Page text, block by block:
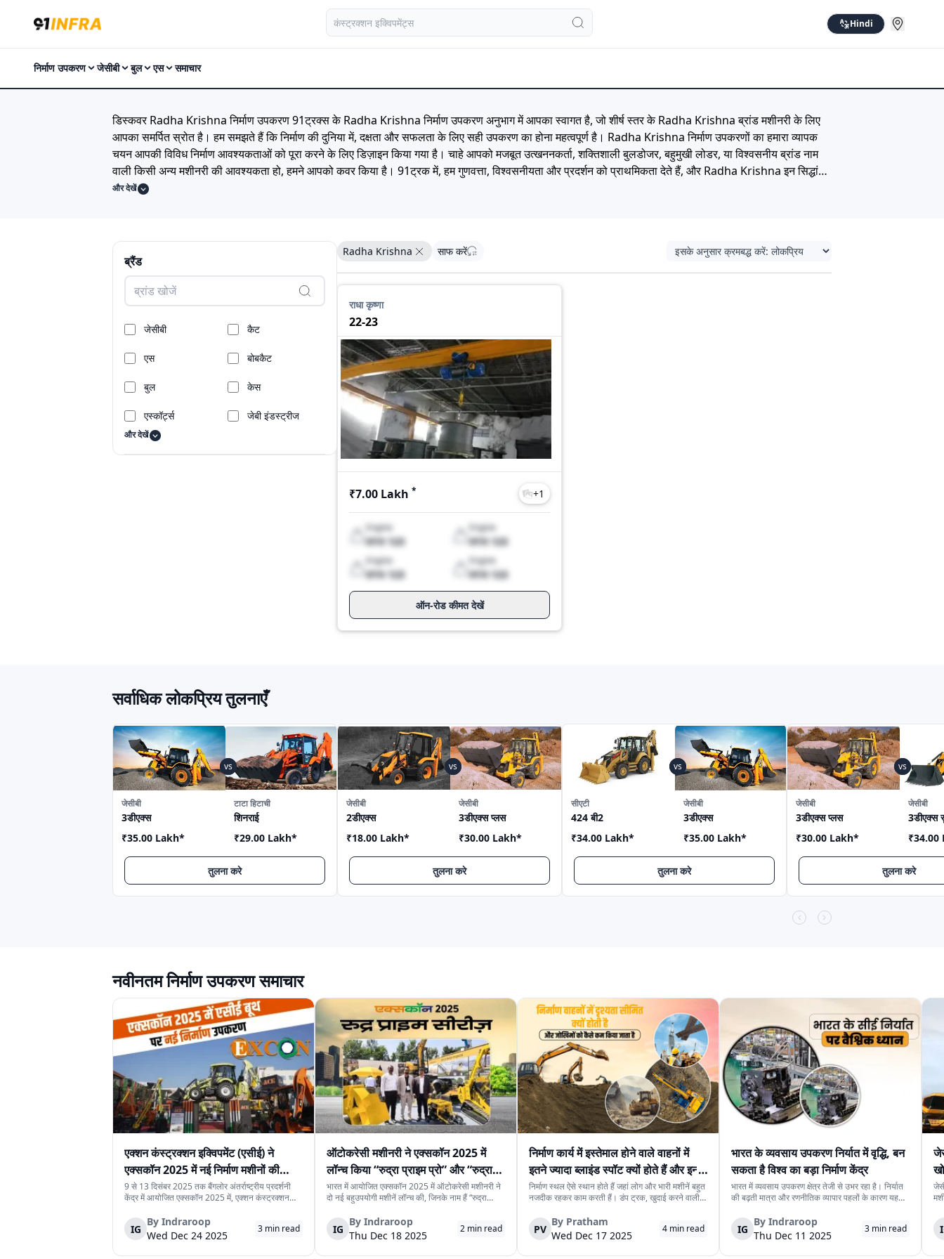
Hindi
निर्माण उपकरण जेसीबी बुल एस समाचार
डिस्कवर Radha Krishna निर्माण उपकरण 91ट्रक्स के Radha Krishna निर्माण उपकरण अनुभाग में आपका स्वागत है, जो शीर्ष स्तर के Radha Krishna ब्रांड मशीनरी के लिए
आपका समर्पित स्रोत है। हम समझते हैं कि निर्माण की दुनिया में, दक्षता और सफलता के लिए सही उपकरण का होना महत्वपूर्ण है। Radha Krishna निर्माण उपकरणों का हमारा व्यापक
चयन आपकी विविध निर्माण आवश्यकताओं को पूरा करने के लिए डिज़ाइन किया गया है। चाहे आपको मजबूत उत्खननकर्ता, शक्तिशाली बुलडोजर, बहुमुखी लोडर, या विश्वसनीय ब्रांड नाम
वाली किसी अन्य मशीनरी की आवश्यकता हो, हमने आपको कवर किया है। 91ट्रक में, हम गुणवत्ता, विश्वसनीयता और प्रदर्शन को प्राथमिकता देते हैं, और Radha Krishna इन सिद्धांतों
का प्रतीक है। हमारे कैटलॉग का अन्वेषण करें, विशिष्टताओं की तुलना करें, और आदर्श Radha Krishna निर्माण उपकरण ढूंढें जो आपकी निर्माण परियोजनाओं के उच्च मानकों से मेल
विवरण और एटीएफ सामग्री बनाने की अनुमति देते हैं। Radha Krishna निर्माण उपकरण मूल्य सूची 2023
Model
22-23
₹7.00 Lakh
Last Updated: Jul 28, 2026
और देखें
ब्रैंड
जेसीबी कैट
एस बोबकैट
बुल केस
एस्कॉर्ट्स जेबी इंडस्ट्रीज
महिंद्रा
Yanmar L&T
Bronto Usha
KUBOTA Raymond
BEML
TQC YALE
Octopussy ZED
Leeboy OMI
PROAIM Hamm
TEREX
Vanjax Shantui
HITACHI Simpletec
Quicklift Jungheinrich
ICE HUBMAX
Takeuchi
और देखें
Radha Krishna साफ करें
राधा कृष्णा
22-23
₹7.00 Lakh * +1
Engine
XYX 123
Engine
XYX 123
Engine
XYX 123
Engine
XYX 123
ऑन-रोड कीमत देखें
सर्वाधिक लोकप्रिय तुलनाएँ
जेसीबी
3डीएक्स
₹35.00 Lakh*
टाटा हिटाची
शिनराई
₹29.00 Lakh*
तुलना करे
जेसीबी
2डीएक्स
₹18.00 Lakh*
जेसीबी
3डीएक्स प्लस
₹30.00 Lakh*
तुलना करे
सीएटी
424 बी2
₹34.00 Lakh*
जेसीबी
3डीएक्स
₹35.00 Lakh*
तुलना करे
जेसीबी
3डीएक्स प्लस
₹30.00 Lakh*
जेसीबी
3डीएक्स
₹34.00
तुलना करे
नवीनतम निर्माण उपकरण समाचार
एक्शन कंस्ट्रक्शन इक्विपमेंट (एसीई) ने
एक्सकॉन 2025 में नई निर्माण मशीनों की
श्रृंखला पेश की
9 से 13 दिसंबर 2025 तक बैंगलोर अंतर्राष्ट्रीय प्रदर्शनी
केंद्र में आयोजित एक्सकॉन 2025 में, एक्शन कंस्ट्रक्शन
पेश की। यह नई मशीनें निर्माण स्थलों पर काम की गति, सुरक्षा
और संचालन को बेहतर बना...
IG
By Indraroop
Wed Dec 24 2025
3 min read
ऑटोकरेसी मशीनरी ने एक्सकॉन 2025 में
लॉन्च किया “रुद्रा प्राइम प्रो” और “रुद्रा
प्राइम मिनी”
भारत में आयोजित एक्सकॉन 2025 में ऑटोकरेसी मशीनरी ने
दो नई बहुउपयोगी मशीनें लॉन्च की, जिनके नाम हैं “रुद्रा
प्रोजेक्ट, यूटिलिटी प्रोजेक्ट और जोखिम-भरे प्रोजेक्ट के लिए
बनाई गई हैं, जहाँ साइट...
IG
By Indraroop
Thu Dec 18 2025
2 min read
निर्माण कार्य में इस्तेमाल होने वाले वाहनों में
इतने ज्यादा ब्लाइंड स्पॉट क्यों होते हैं और इन्हें
कैसे संभाला जाता है
निर्माण स्थल ऐसे स्थान होते हैं जहां लोग और भारी मशीनें बहुत
नजदीक रहकर काम करती हैं। डंप ट्रक, खुदाई करने वाली
लिए जरूरी होते हैं, लेकिन इनके साथ सुरक्षा से जुड़े खतरे भी
बढ़ जाते हैं। इनमें सबस...
PV
By Pratham
Wed Dec 17 2025
4 min read
भारत के व्यवसाय उपकरण निर्यात में वृद्धि, बन
सकता है विश्व का बड़ा निर्माण केंद्र
भारत में व्यवसाय उपकरण क्षेत्र तेजी से उभर रहा है। निर्यात
की बढ़ती मात्रा और रणनीतिक व्यापार पहलों के कारण यह
सरकार ने इस उद्योग को उच्च संभावनाओं वाला और निर्यात
उन्मुख मानकर अंतरराष्ट्रीय...
IG
By Indraroop
Thu Dec 11 2025
3 min read